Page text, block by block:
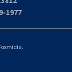
1977
.